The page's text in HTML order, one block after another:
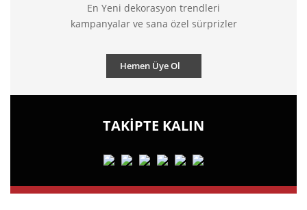
En Yeni dekorasyon trendleri
kampanyalar ve sana özel sürprizler
Hemen Üye Ol
TAKİPTE KALIN